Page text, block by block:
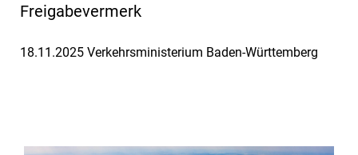
Freigabevermerk
18.11.2025 Verkehrsministerium Baden-Württemberg